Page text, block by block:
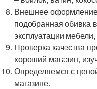
Внешнее
подобранная обивка
эксплуатации
Проверка качества
хороший магазин,
Определяемся с
магазине.